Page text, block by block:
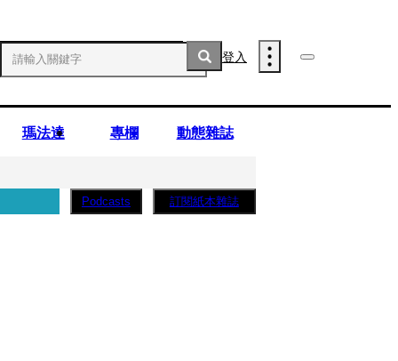
登入
瑪法達 專欄 動態雜誌
Podcasts 訂閱紙本雜誌